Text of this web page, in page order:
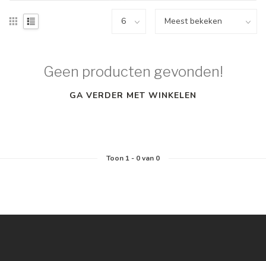
Geen producten gevonden!
GA VERDER MET WINKELEN
Toon 1- 0van 0